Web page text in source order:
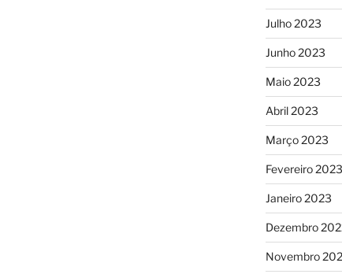
Julho 2023
Junho 2023
Maio 2023
Abril 2023
Março 2023
Fevereiro 2023
Janeiro 2023
Dezembro
Novembro